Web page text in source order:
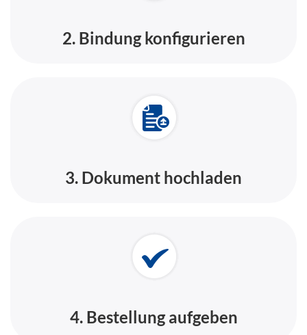
2. Bindung konfigurieren
3. Dokument hochladen
4. Bestellung aufgeben